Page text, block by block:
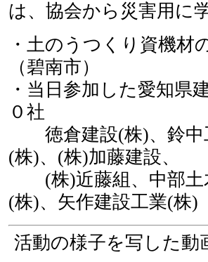
は、協会から災害用に
・土のうつくり資機
（碧南市）
・当日参加した愛知県
０社
徳倉建設(株)、鈴中
(株)、(株)加藤建設、
(株)近藤組、中部土
(株)、矢作建設工業(株)
活動の様子を写した動